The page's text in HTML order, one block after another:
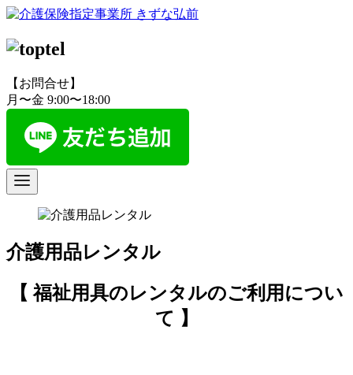
コ
テ
ツ
へ
移
【お問合せ】
月〜金 9:00〜18:00
介護用品レンタル
【 福祉用具のレンタルのご利用につい
て 】